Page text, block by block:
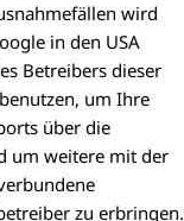
wird
in den USA
Betreibers dieser
um Ihre
über die
um weitere mit der
zu erbringen.